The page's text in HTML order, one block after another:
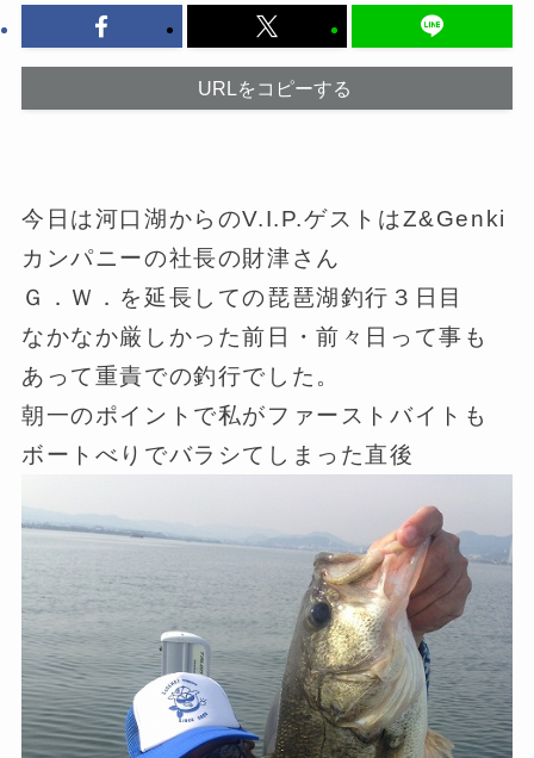
URLをコピーする
今日は河口湖からのV.I.P.ゲストはZ&Genki
カンパニーの社長の財津さん
Ｇ．Ｗ．を延長しての琵琶湖釣行３日目
なかなか厳しかった前日・前々日って事も
あって重責での釣行でした。
朝一のポイントで私がファーストバイトも
ボートべりでバラシてしまった直後